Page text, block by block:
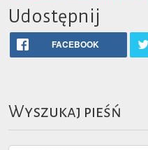
Udostępnij
FACEBOOK
Wyszukaj pieśń